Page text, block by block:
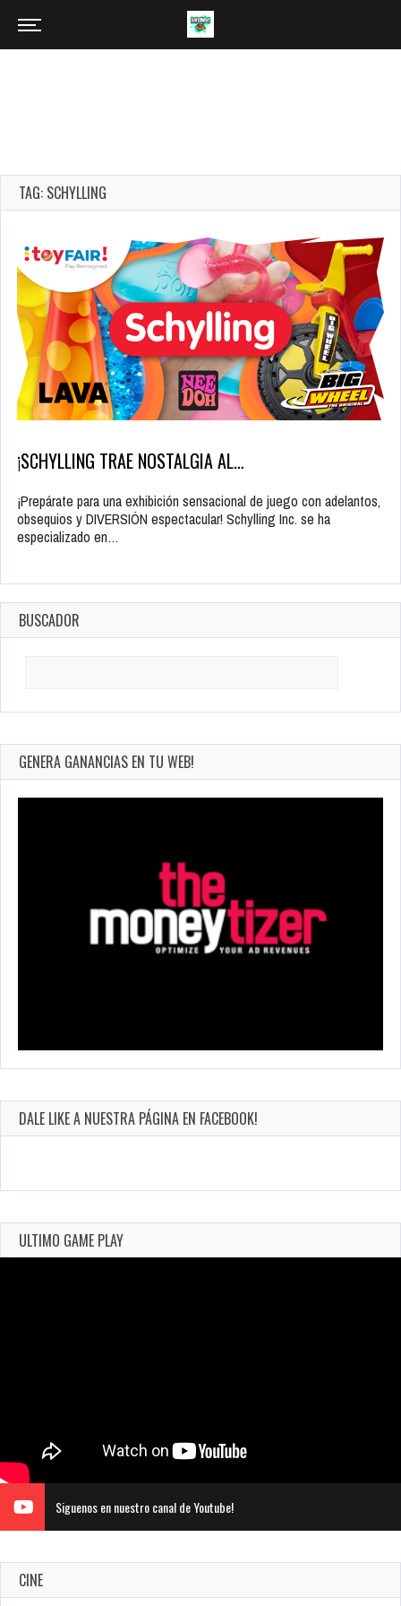
TAG: SCHYLLING
¡SCHYLLING TRAE NOSTALGIA AL…
¡Prepárate para una exhibición sensacional de juego con adelantos,
obsequios y DIVERSIÓN espectacular! Schylling Inc. se ha
especializado en…
BUSCADOR
GENERA GANANCIAS EN TU WEB!
DALE LIKE A NUESTRA PÁGINA EN FACEBOOK!
ULTIMO GAME PLAY
Siguenos en nuestro canal de Youtube!
CINE